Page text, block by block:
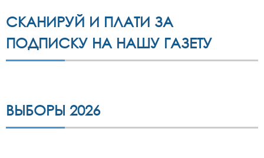
СКАНИРУЙ И ПЛАТИ ЗА
ПОДПИСКУ НА НАШУ ГАЗЕТУ
ВЫБОРЫ 2026